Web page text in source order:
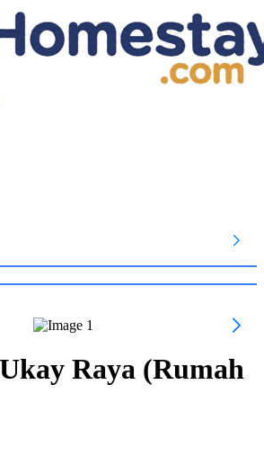
Raya (Rumah